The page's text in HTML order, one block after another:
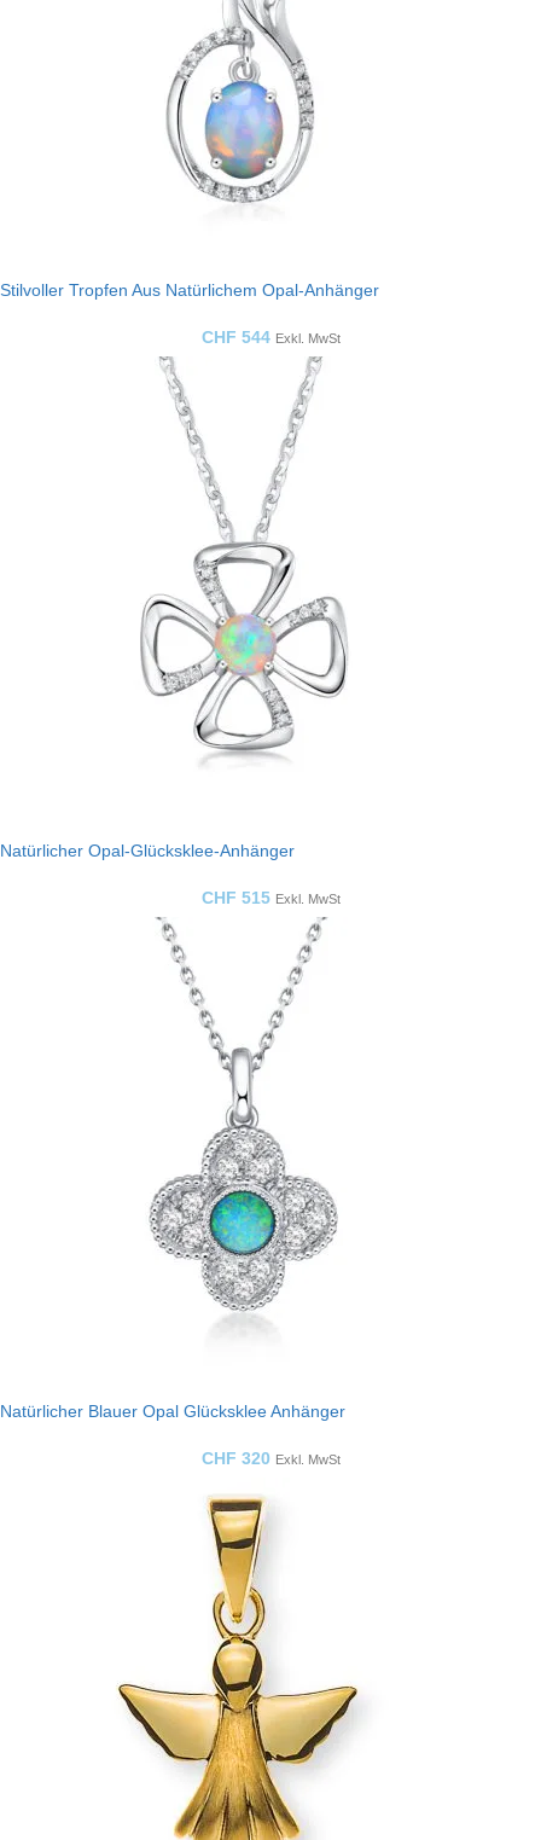
Stilvoller Tropfen Aus Natürlichem Opal-Anhänger
CHF 544 Exkl. MwSt
Natürlicher Opal-Glücksklee-Anhänger
CHF 515 Exkl. MwSt
Natürlicher Blauer Opal Glücksklee Anhänger
CHF 320 Exkl. MwSt